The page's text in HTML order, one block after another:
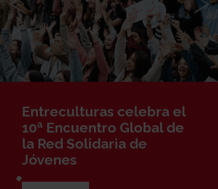
Entreculturas celebra el
10ª Encuentro Global de
la Red Solidaria de
Jóvenes